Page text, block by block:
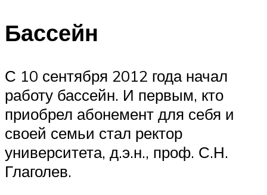
Бассейн
С 10 сентября 2012 года начал
работу бассейн. И первым, кто
приобрел абонемент для себя и
своей семьи стал ректор
университета, д.э.н., проф. С.Н.
Глаголев.